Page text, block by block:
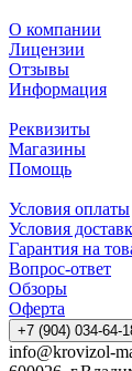
О компании
Лицензии
Отзывы
Информация
Реквизиты
Магазины
Помощь
Условия оплаты
Условия
Гарантия на
Вопрос-ответ
Обзоры
Оферта
+7 (904) 034-64-
info@krovizol-